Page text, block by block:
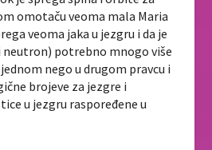
omotaču veoma mala Maria
veoma jaka u jezgru i da je
potrebno mnogo više
nego u drugom pravcu i
brojeve za jezgre i
u jezgru raspoređene u